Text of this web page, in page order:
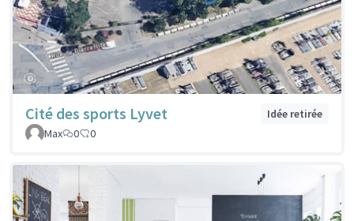
Cité des sports Lyvet
Idée retirée
Max
0 0